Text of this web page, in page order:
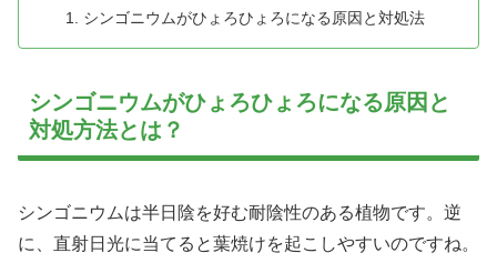
シンゴニウムがひょろひょろになる原因と対処法
シンゴニウムがひょろひょろになる原因と
対処方法とは？
シンゴニウムは半日陰を好む耐陰性のある植物です。逆
に、直射日光に当てると葉焼けを起こしやすいのですね。